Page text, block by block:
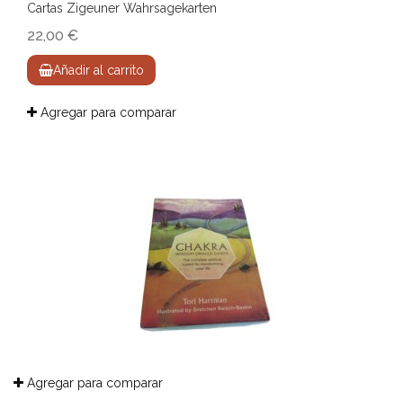
Cartas Zigeuner Wahrsagekarten
22,00 €
Añadir al carrito
Agregar para comparar
Agregar para comparar